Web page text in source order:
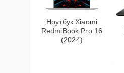
Ноутбук Xiaomi
RedmiBook Pro 16
(2024)